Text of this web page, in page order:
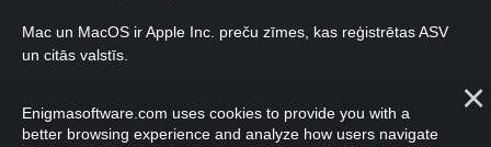
Mac un MacOS ir Apple Inc. preču zīmes, kas reģistrētas ASV
un citās valstīs.
aizsargātas.
Enigmasoftware.com uses cookies to provide you with a
better browsing experience and analyze how users navigate